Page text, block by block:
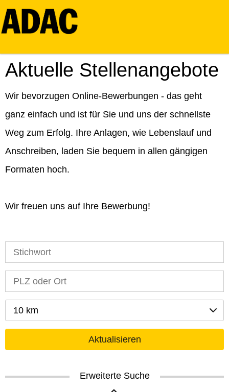
Aktuelle Stellenangebote
Wir bevorzugen Online-Bewerbungen - das geht
ganz einfach und ist für Sie und uns der schnellste
Weg zum Erfolg. Ihre Anlagen, wie Lebenslauf und
Anschreiben, laden Sie bequem in allen gängigen
Formaten hoch.
Wir freuen uns auf Ihre Bewerbung!
10 km
Aktualisieren
Erweiterte Suche